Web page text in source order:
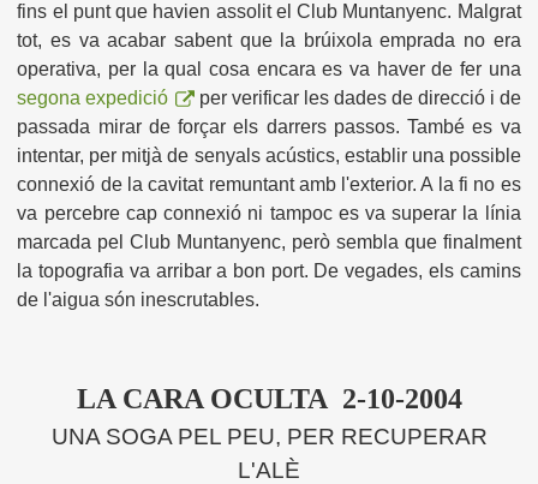
fins el punt que havien assolit el Club Muntanyenc. Malgrat
tot, es va acabar sabent que la brúixola emprada no era
operativa, per la qual cosa encara es va haver de fer una
segona expedició
per verificar les dades de direcció i de
passada mirar de forçar els darrers passos. També es va
intentar, per mitjà de senyals acústics, establir una possible
connexió de la cavitat remuntant amb l'exterior. A la fi no es
va percebre cap connexió ni tampoc es va superar la línia
marcada pel Club Muntanyenc, però sembla que finalment
la topografia va arribar a bon port. De vegades, els camins
de l'aigua són inescrutables.
LA CARA OCULTA 2-10-2004
UNA SOGA PEL PEU, PER RECUPERAR
L'ALÈ